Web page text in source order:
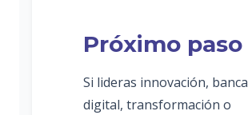
Próximo paso
Si lideras innovación, banca
digital, transformación o